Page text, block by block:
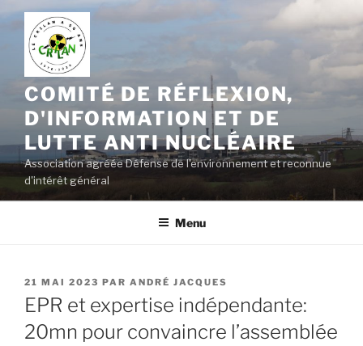
Aller
contenu
principal
COMITÉ DE RÉFLEXION,
D'INFORMATION ET DE
LUTTE ANTI NUCLÉAIRE
Association agréée Défense de l'environnement et reconnue
d'intérêt général
Menu
PUBLIÉ
LE
21 MAI 2023 PAR ANDRÉ JACQUES
EPR et expertise indépendante:
20mn pour convaincre l’assemblée